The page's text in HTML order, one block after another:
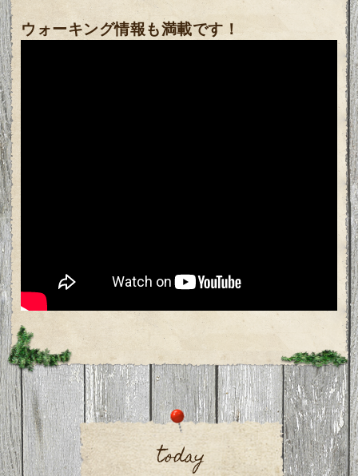
ウォーキング情報も満載です！
today